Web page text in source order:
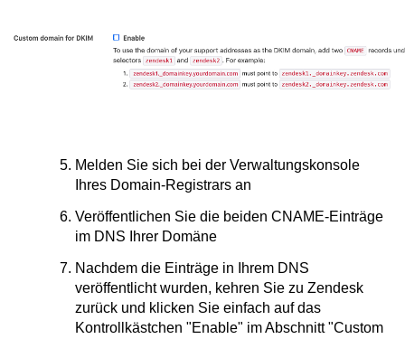
Melden Sie sich bei der Verwaltungskonsole
Ihres Domain-Registrars an
Veröffentlichen Sie die beiden CNAME-Einträge
im DNS Ihrer Domäne
Nachdem die Einträge in Ihrem DNS
veröffentlicht wurden, kehren Sie zu Zendesk
zurück und klicken Sie einfach auf das
Kontrollkästchen "Enable" im Abschnitt "Custom